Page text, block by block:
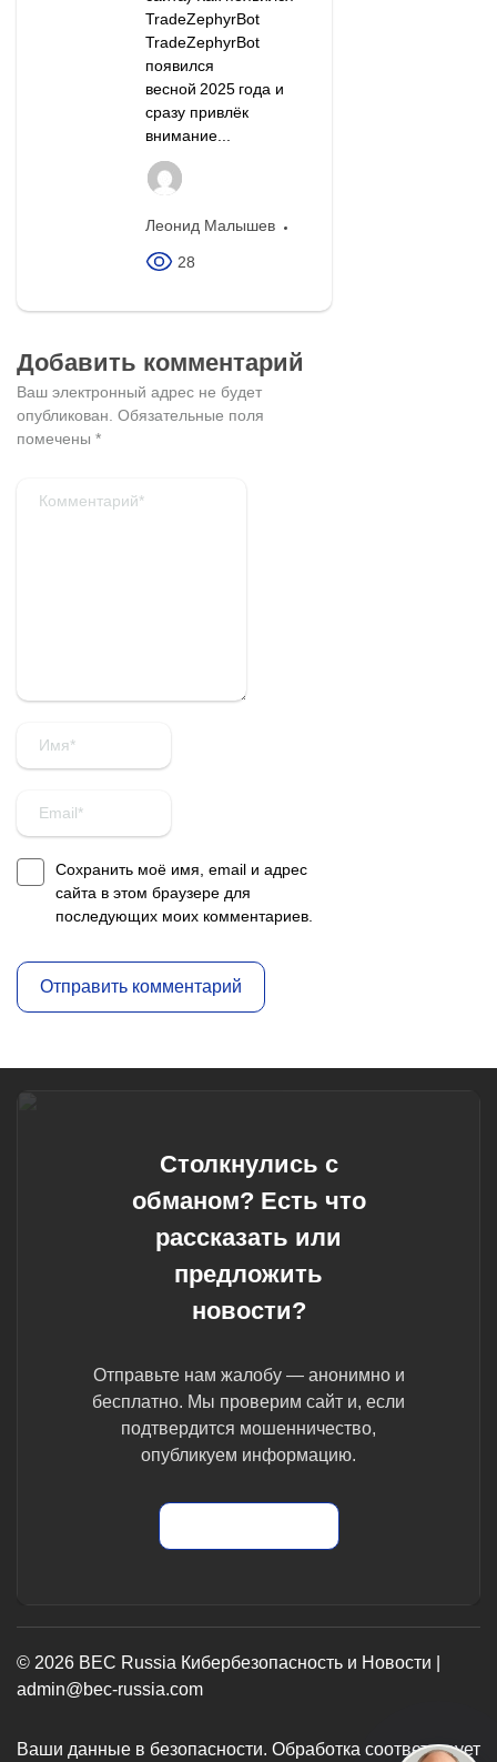
TradeZephyrBot
TradeZephyrBot
появился
весной 2025 года и
сразу привлёк
внимание...
Леонид Малышев
28
Добавить комментарий
Ваш электронный адрес не будет
опубликован. Обязательные поля
помечены *
Сохранить моё имя, email и адрес
сайта в этом браузере для
последующих моих комментариев.
Столкнулись с
обманом? Есть что
рассказать или
предложить
новости?
Отправьте нам жалобу — анонимно и
бесплатно. Мы проверим сайт и, если
подтвердится мошенничество,
опубликуем информацию.
© 2026 BEC Russia Кибербезопасность и Новости |
admin@bec-russia.com
Ваши данные в безопасности. Обработка соответствует